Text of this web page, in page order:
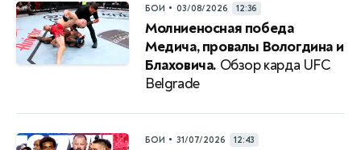
БОИ • 03/08/2026 12:36
Молниеносная победа
Медича, провалы Вологдина и
Блаховича. Обзор карда UFC
Belgrade
БОИ • 31/07/2026 12:43